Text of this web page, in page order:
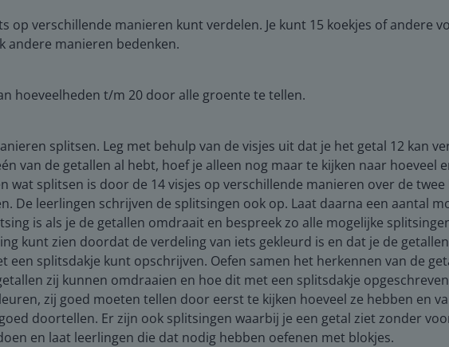
op verschillende manieren kunt verdelen. Je kunt 15 koekjes of andere
andere manieren bedenken.
hoeveelheden t/m 20 door alle groente te tellen.
splitsen. Leg met behulp van de visjes uit dat je het getal 12 kan
van de getallen al hebt, hoef je alleen nog maar te kijken naar hoeveel
wat splitsen is door de 14 visjes op verschillende manieren over de
De leerlingen schrijven de splitsingen ook op. Laat daarna een aantal
is als je de getallen omdraait en bespreek zo alle mogelijke
kunt zien doordat de verdeling van iets gekleurd is en dat je de
een splitsdakje kunt opschrijven. Oefen samen het herkennen van de
zij kunnen omdraaien en hoe dit met een splitsdakje
zij goed moeten tellen door eerst te kijken hoeveel ze hebben en
doortellen. Er zijn ook splitsingen waarbij je een getal ziet zonder
en laat leerlingen die dat nodig hebben oefenen met blokjes.